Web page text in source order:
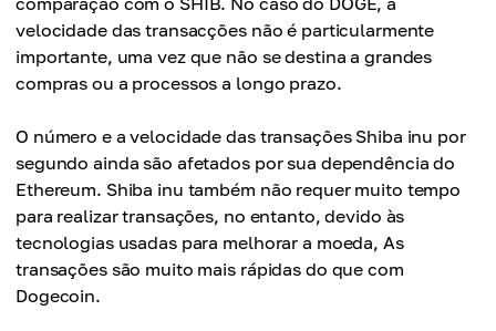
velocidade das transacções não é particularmente
importante, uma vez que não se destina a grandes
compras ou a processos a longo prazo.
O número e a velocidade das transações Shiba inu por
segundo ainda são afetados por sua dependência do
Ethereum. Shiba inu também não requer muito tempo
para realizar transações, no entanto, devido às
tecnologias usadas para melhorar a moeda, As
transações são muito mais rápidas do que com
Dogecoin.